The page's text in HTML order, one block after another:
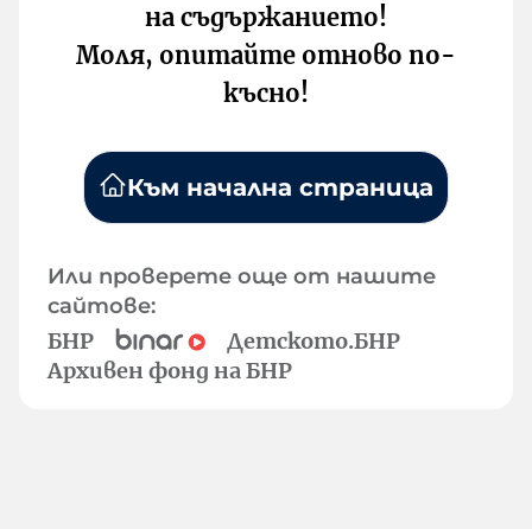
на съдържанието!
Моля, опитайте отново по-
късно!
Към начална страница
Или проверете още от нашите
сайтове:
БНР
Детското.БНР
Архивен фонд на БНР